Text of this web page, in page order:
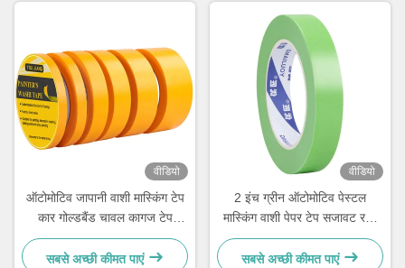
वीडियो
ऑटोमोटिव जापानी वाशी मास्किंग टेप
कार गोल्डबैंड चावल कागज टेप
100mic
सबसे अच्छी कीमत पाएं
वीडियो
2 इंच ग्रीन ऑटोमोटिव पेस्टल
मास्किंग वाशी पेपर टेप सजावट रबर
एक्रिलिक
सबसे अच्छी कीमत पाएं